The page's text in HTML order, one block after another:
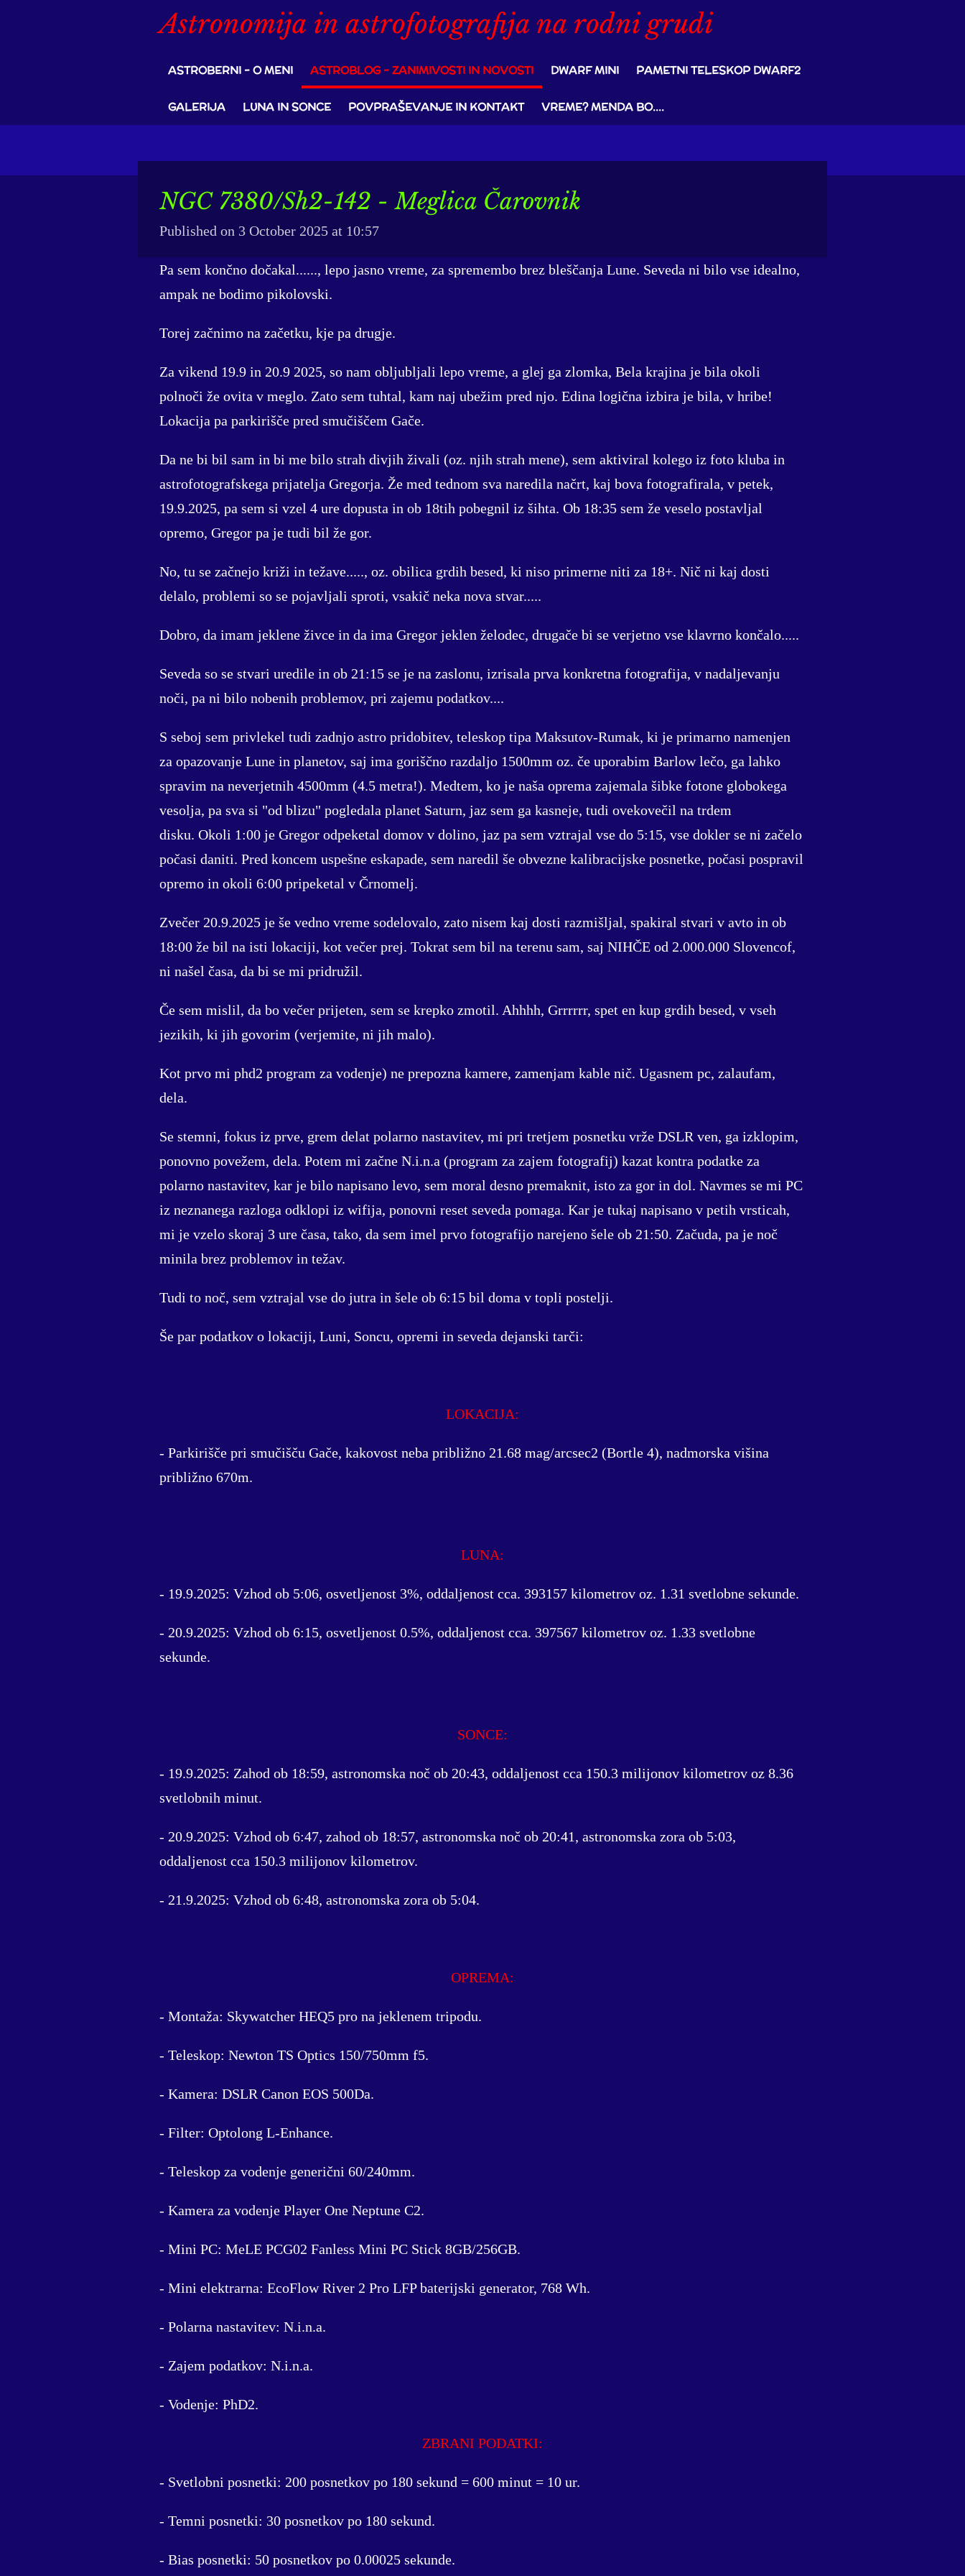
Astronomija in astrofotografija na rodni grudi
ASTROBERNI - O MENI ASTROBLOG - ZANIMIVOSTI IN NOVOSTI DWARF MINI PAMETNI TELESKOP DWARF2
GALERIJA LUNA IN SONCE POVPRAŠEVANJE IN KONTAKT VREME? MENDA BO....
NGC 7380/Sh2-142 - Meglica Čarovnik
Published on 3 October 2025 at 10:57
Pa sem končno dočakal......, lepo jasno vreme, za spremembo brez bleščanja Lune. Seveda ni bilo vse idealno,
ampak ne bodimo pikolovski.
Torej začnimo na začetku, kje pa drugje.
Za vikend 19.9 in 20.9 2025, so nam obljubljali lepo vreme, a glej ga zlomka, Bela krajina je bila okoli
polnoči že ovita v meglo. Zato sem tuhtal, kam naj ubežim pred njo. Edina logična izbira je bila, v hribe!
Lokacija pa parkirišče pred smučiščem Gače.
Da ne bi bil sam in bi me bilo strah divjih živali (oz. njih strah mene), sem aktiviral kolego iz foto kluba in
astrofotografskega prijatelja Gregorja. Že med tednom sva naredila načrt, kaj bova fotografirala, v petek,
19.9.2025, pa sem si vzel 4 ure dopusta in ob 18tih pobegnil iz šihta. Ob 18:35 sem že veselo postavljal
opremo, Gregor pa je tudi bil že gor.
No, tu se začnejo križi in težave....., oz. obilica grdih besed, ki niso primerne niti za 18+. Nič ni kaj dosti
delalo, problemi so se pojavljali sproti, vsakič neka nova stvar.....
Dobro, da imam jeklene živce in da ima Gregor jeklen želodec, drugače bi se verjetno vse klavrno končalo.....
Seveda so se stvari uredile in ob 21:15 se je na zaslonu, izrisala prva konkretna fotografija, v nadaljevanju
noči, pa ni bilo nobenih problemov, pri zajemu podatkov....
S seboj sem privlekel tudi zadnjo astro pridobitev, teleskop tipa Maksutov-Rumak, ki je primarno namenjen
za opazovanje Lune in planetov, saj ima goriščno razdaljo 1500mm oz. če uporabim Barlow lečo, ga lahko
spravim na neverjetnih 4500mm (4.5 metra!). Medtem, ko je naša oprema zajemala šibke fotone globokega
vesolja, pa sva si "od blizu" pogledala planet Saturn, jaz sem ga kasneje, tudi ovekovečil na trdem
disku. Okoli 1:00 je Gregor odpeketal domov v dolino, jaz pa sem vztrajal vse do 5:15, vse dokler se ni začelo
počasi daniti. Pred koncem uspešne eskapade, sem naredil še obvezne kalibracijske posnetke, počasi pospravil
opremo in okoli 6:00 pripeketal v Črnomelj.
Zvečer 20.9.2025 je še vedno vreme sodelovalo, zato nisem kaj dosti razmišljal, spakiral stvari v avto in ob
18:00 že bil na isti lokaciji, kot večer prej. Tokrat sem bil na terenu sam, saj NIHČE od 2.000.000 Slovencof,
ni našel časa, da bi se mi pridružil.
Če sem mislil, da bo večer prijeten, sem se krepko zmotil. Ahhhh, Grrrrrr, spet en kup grdih besed, v vseh
jezikih, ki jih govorim (verjemite, ni jih malo).
Kot prvo mi phd2 program za vodenje) ne prepozna kamere, zamenjam kable nič. Ugasnem pc, zalaufam,
dela.
Se stemni, fokus iz prve, grem delat polarno nastavitev, mi pri tretjem posnetku vrže DSLR ven, ga izklopim,
ponovno povežem, dela. Potem mi začne N.i.n.a (program za zajem fotografij) kazat kontra podatke za
polarno nastavitev, kar je bilo napisano levo, sem moral desno premaknit, isto za gor in dol. Navmes se mi PC
iz neznanega razloga odklopi iz wifija, ponovni reset seveda pomaga. Kar je tukaj napisano v petih vrsticah,
mi je vzelo skoraj 3 ure časa, tako, da sem imel prvo fotografijo narejeno šele ob 21:50. Začuda, pa je noč
minila brez problemov in težav.
Tudi to noč, sem vztrajal vse do jutra in šele ob 6:15 bil doma v topli postelji.
Še par podatkov o lokaciji, Luni, Soncu, opremi in seveda dejanski tarči:
LOKACIJA:
- Parkirišče pri smučišču Gače, kakovost neba približno 21.68 mag/arcsec2 (Bortle 4), nadmorska višina
približno 670m.
LUNA:
- 19.9.2025: Vzhod ob 5:06, osvetljenost 3%, oddaljenost cca. 393157 kilometrov oz. 1.31 svetlobne sekunde.
- 20.9.2025: Vzhod ob 6:15, osvetljenost 0.5%, oddaljenost cca. 397567 kilometrov oz. 1.33 svetlobne
sekunde.
SONCE:
- 19.9.2025: Zahod ob 18:59, astronomska noč ob 20:43, oddaljenost cca 150.3 milijonov kilometrov oz 8.36
svetlobnih minut.
- 20.9.2025: Vzhod ob 6:47, zahod ob 18:57, astronomska noč ob 20:41, astronomska zora ob 5:03,
oddaljenost cca 150.3 milijonov kilometrov.
- 21.9.2025: Vzhod ob 6:48, astronomska zora ob 5:04.
OPREMA:
- Montaža: Skywatcher HEQ5 pro na jeklenem tripodu.
- Teleskop: Newton TS Optics 150/750mm f5.
- Kamera: DSLR Canon EOS 500Da.
- Filter: Optolong L-Enhance.
- Teleskop za vodenje generični 60/240mm.
- Kamera za vodenje Player One Neptune C2.
- Mini PC: MeLE PCG02 Fanless Mini PC Stick 8GB/256GB.
- Mini elektrarna: EcoFlow River 2 Pro LFP baterijski generator, 768 Wh.
- Polarna nastavitev: N.i.n.a.
- Zajem podatkov: N.i.n.a.
- Vodenje: PhD2.
ZBRANI PODATKI:
- Svetlobni posnetki: 200 posnetkov po 180 sekund = 600 minut = 10 ur.
- Temni posnetki: 30 posnetkov po 180 sekund.
- Bias posnetki: 50 posnetkov po 0.00025 sekunde.